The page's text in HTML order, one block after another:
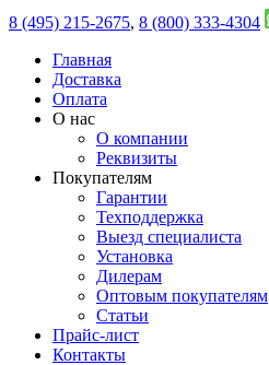
8 (495) 215-2675, 8 (800) 333-4304
Главная
Доставка
Оплата
О нас
О компании
Реквизиты
Покупателям
Гарантии
Техподдержка
Выезд специалиста
Установка
Дилерам
Оптовым покупателям
Статьи
Прайс-лист
Контакты